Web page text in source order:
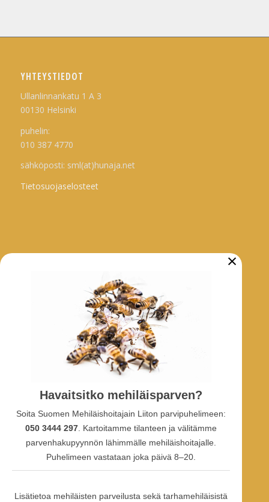
YHTEYSTIEDOT
Ullanlinnankatu 1 A 3
00130 Helsinki
puhelin:
010 387 4770
sähköposti: sml(at)hunaja.net
Tietosuojaselosteet
Facebook-ryhmä
Facebook-sivu
Facebook-profiili
Youtube
Havaitsitko mehiläisparven?
Soita Suomen Mehiläishoitajain Liiton parvipuhelimeen:
050 3444 297 . Kartoitamme tilanteen ja välitämme
parvenhakupyynnön lähimmälle mehiläishoitajalle.
Puhelimeen vastataan joka päivä 8–20.
Lisätietoa mehiläisten parveilusta sekä tarhamehiläisistä
×